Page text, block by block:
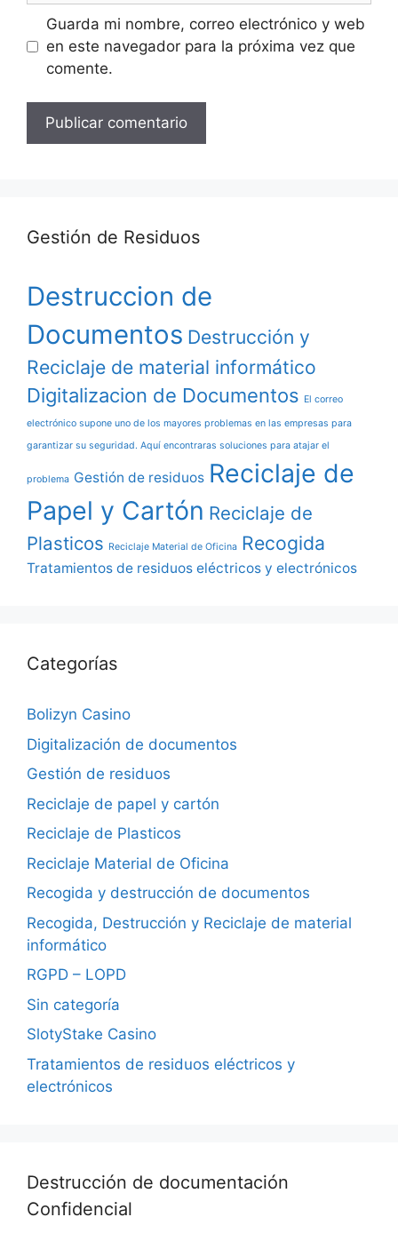
Guarda mi nombre, correo electrónico y web
en este navegador para la próxima vez que
comente.
Gestión de Residuos
Destruccion de
Documentos Destrucción y
Reciclaje de material informático
Digitalizacion de Documentos El correo
electrónico supone uno de los mayores problemas en las empresas para
garantizar su seguridad. Aquí encontraras soluciones para atajar el
problema Gestión de residuos Reciclaje de
Papel y Cartón Reciclaje de
Plasticos Reciclaje Material de Oficina Recogida
Tratamientos de residuos eléctricos y electrónicos
Categorías
Bolizyn Casino
Digitalización de documentos
Gestión de residuos
Reciclaje de papel y cartón
Reciclaje de Plasticos
Reciclaje Material de Oficina
Recogida y destrucción de documentos
Recogida, Destrucción y Reciclaje de material
informático
RGPD – LOPD
Sin categoría
SlotyStake Casino
Tratamientos de residuos eléctricos y
electrónicos
Destrucción de documentación
Confidencial